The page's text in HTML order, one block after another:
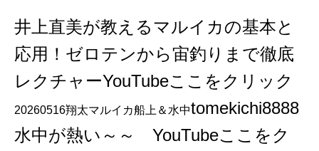
井上直美が教えるマルイカの基本と
応用！ゼロテンから宙釣りまで徹底
レクチャーYouTubeここをクリック
20260516翔太マルイカ船上＆水中tomekichi8888
水中が熱い～～ YouTubeここをク